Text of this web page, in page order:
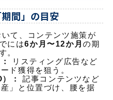
間」の目安
て、コンテンツ施策が
には6か月〜12か月の期
。
リスティング広告など
ド獲得を狙う。
：
記事コンテンツなど
」と位置づけ、腰を据